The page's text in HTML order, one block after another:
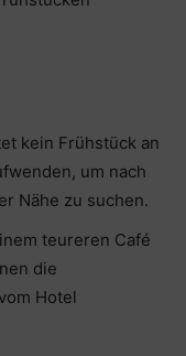
kein Frühstück an
um nach
Nähe zu suchen.
teureren Café
die
Hotel